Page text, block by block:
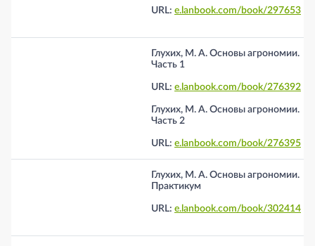
URL: e.lanbook.com/book/297653
Глухих, М. А. Основы агрономии.
Часть 1
URL: e.lanbook.com/book/276392
Глухих, М. А. Основы агрономии.
Часть 2
URL: e.lanbook.com/book/276395
Глухих, М. А. Основы агрономии.
Практикум
URL: e.lanbook.com/book/302414